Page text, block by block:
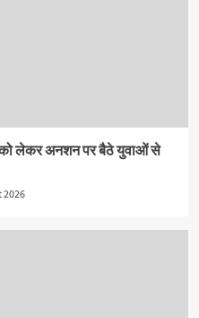
को लेकर अनशन पर बैठे युवाओं से
2026